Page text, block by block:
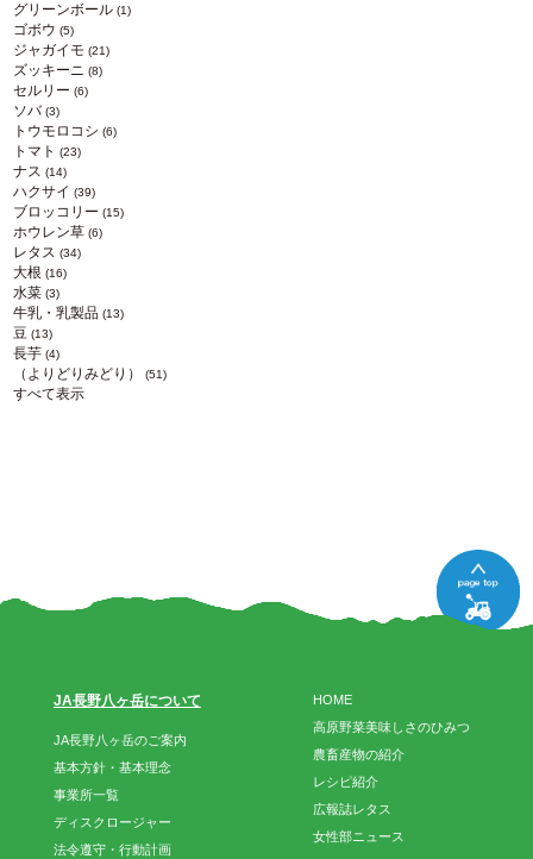
グリーンボール (1)
ゴボウ (5)
ジャガイモ (21)
ズッキーニ (8)
セルリー (6)
ソバ(3)
トウモロコシ (6)
トマト (23)
ナス (14)
ハクサイ (39)
ブロッコリー (15)
ホウレン草 (6)
レタス (34)
大根 (16)
水菜 (3)
牛乳・乳製品 (13)
豆 (13)
長芋 (4)
（よりどりみどり） (51)
すべて表示
HOME
高原野菜美味しさのひみつ
農畜産物の紹介
レシピ紹介
広報誌レタス
女性部ニュース
JA長野八ヶ岳について
JA長野八ヶ岳のご案内
基本方針・基本理念
事業所一覧
ディスクロージャー
法令遵守・行動計画